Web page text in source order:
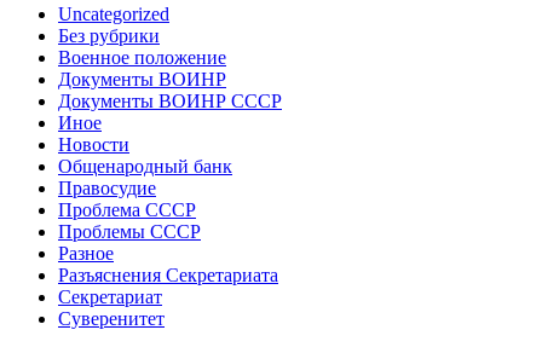
Uncategorized
Без рубрики
Военное положение
Документы ВОИНР
Документы ВОИНР СССР
Иное
Новости
Общенародный банк
Правосудие
Проблема СССР
Проблемы СССР
Разное
Разъяснения Секретариата
Секретариат
Суверенитет